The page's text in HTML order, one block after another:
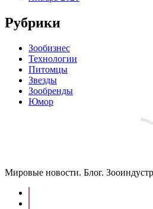
Рубрики
Зообизнес
Технологии
Питомцы
Звезды
Зообренды
Юмор
Мировые новости. Блог.